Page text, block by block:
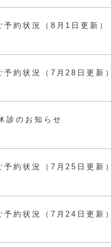
予約状況（8月1日更新）
予約状況（7月28日更新）
診のお知らせ
予約状況（7月25日更新）
予約状況（7月24日更新）